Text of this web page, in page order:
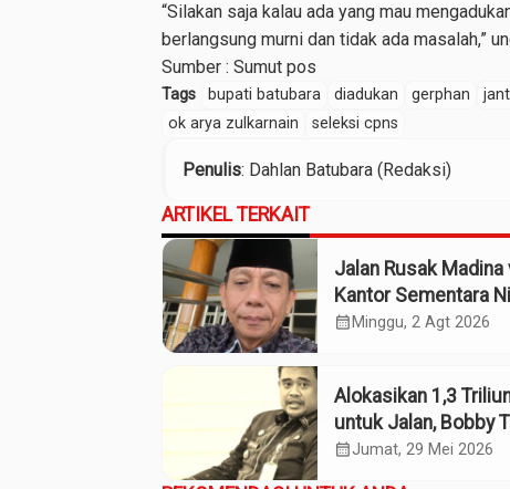
“Silakan saja kalau ada yang mau
berlangsung murni dan tidak ada masalah,”
Sumber : Sumut pos
Tags bupati batubara diadukan gerphan
ok arya zulkarnain
seleksi cpns
Penulis: Dahlan Batubara (Redaksi)
ARTIKEL TERKAIT
Jalan Rusak Madina
Kantor Sementara
Kebijakan Pilih Kasih
calendar_month Minggu, 2 Agt 2026
Alokasikan 1,3
untuk Jalan, Bobby
Ekonomi Sumut
calendar_monthJumat, 29 Mei 2026